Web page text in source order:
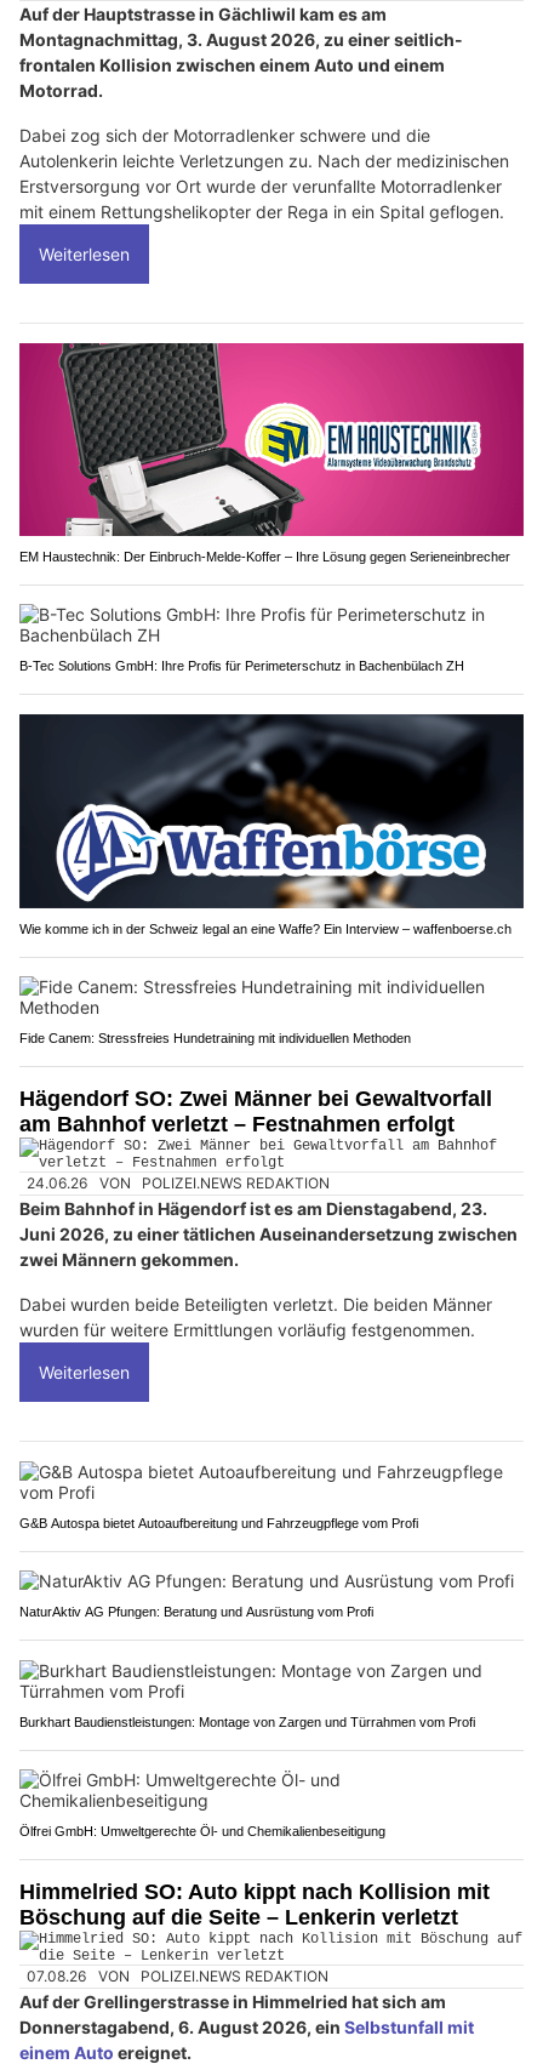
Auf der Hauptstrasse in Gächliwil kam es am
Montagnachmittag, 3. August 2026, zu einer seitlich-
frontalen Kollision zwischen einem Auto und einem
Motorrad.
Dabei zog sich der Motorradlenker schwere und die
Autolenkerin leichte Verletzungen zu. Nach der medizinischen
Erstversorgung vor Ort wurde der verunfallte Motorradlenker
mit einem Rettungshelikopter der Rega in ein Spital geflogen.
Weiterlesen
EM Haustechnik: Der Einbruch-Melde-Koffer – Ihre Lösung gegen Serieneinbrecher
B-Tec Solutions GmbH: Ihre Profis für Perimeterschutz in Bachenbülach ZH
Wie komme ich in der Schweiz legal an eine Waffe? Ein Interview – waffenboerse.ch
Fide Canem: Stressfreies Hundetraining mit individuellen Methoden
Hägendorf SO: Zwei Männer bei Gewaltvorfall
am Bahnhof verletzt – Festnahmen erfolgt
24.06.26 VON POLIZEI.NEWS REDAKTION
Beim Bahnhof in Hägendorf ist es am Dienstagabend, 23.
Juni 2026, zu einer tätlichen Auseinandersetzung zwischen
zwei Männern gekommen.
Dabei wurden beide Beteiligten verletzt. Die beiden Männer
wurden für weitere Ermittlungen vorläufig festgenommen.
Weiterlesen
G&B Autospa bietet Autoaufbereitung und Fahrzeugpflege vom Profi
NaturAktiv AG Pfungen: Beratung und Ausrüstung vom Profi
Burkhart Baudienstleistungen: Montage von Zargen und Türrahmen vom Profi
Ölfrei GmbH: Umweltgerechte Öl- und Chemikalienbeseitigung
Himmelried SO: Auto kippt nach Kollision mit
Böschung auf die Seite – Lenkerin verletzt
07.08.26 VON POLIZEI.NEWS REDAKTION
Auf der Grellingerstrasse in Himmelried hat sich am
Donnerstagabend, 6. August 2026, ein Selbstunfall mit
einem Auto ereignet.